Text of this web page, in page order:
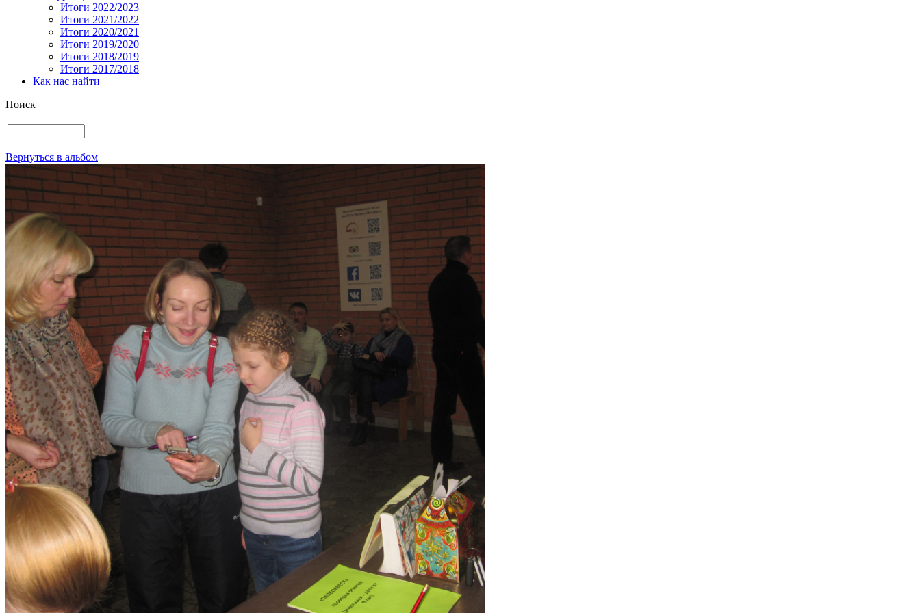
Итоги 2022/2023
Итоги 2021/2022
Итоги 2020/2021
Итоги 2019/2020
Итоги 2018/2019
Итоги 2017/2018
Как нас найти
Поиск
Вернуться в альбом